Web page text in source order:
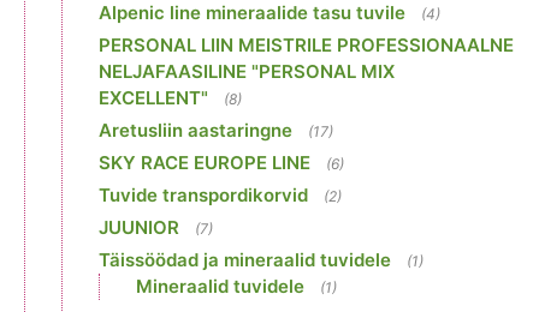
Alpenic line mineraalide tasu tuvile (4)
PERSONAL LIIN MEISTRILE PROFESSIONAALNE
NELJAFAASILINE "PERSONAL MIX
EXCELLENT"
(8)
Aretusliin aastaringne (17)
SKY RACE EUROPE LINE (6)
Tuvide transpordikorvid (2)
JUUNIOR (7)
Täissöödad ja mineraalid tuvidele (1)
Mineraalid tuvidele (1)